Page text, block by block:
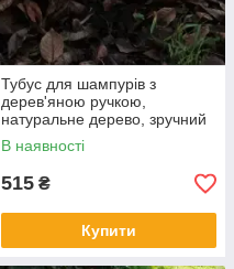
Тубус для шампурів з
дерев'яною ручкою,
натуральне дерево, зручний
для транспортування та
зберігання, 80x10x10 см
В наявності
515 ₴
Купити